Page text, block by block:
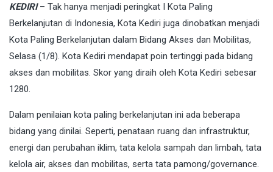
KEDIRI – Tak hanya menjadi peringkat I Kota Paling
Berkelanjutan di Indonesia, Kota Kediri juga dinobatkan menjadi
Kota Paling Berkelanjutan dalam Bidang Akses dan Mobilitas,
Selasa (1/8). Kota Kediri mendapat poin tertinggi pada bidang
akses dan mobilitas. Skor yang diraih oleh Kota Kediri sebesar
1280.
Dalam penilaian kota paling berkelanjutan ini ada beberapa
bidang yang dinilai. Seperti, penataan ruang dan infrastruktur,
energi dan perubahan iklim, tata kelola sampah dan limbah, tata
kelola air, akses dan mobilitas, serta tata pamong/governance.